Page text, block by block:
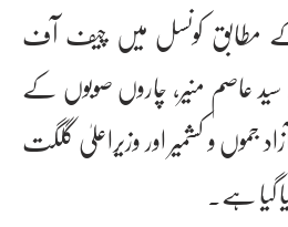
کے مطابق کونسل میں چیف آف
عاصم منیر، چاروں صوبوں کے
جموں و کشمیر اور وزیراعلیٰ گلگت
گیا ہے۔